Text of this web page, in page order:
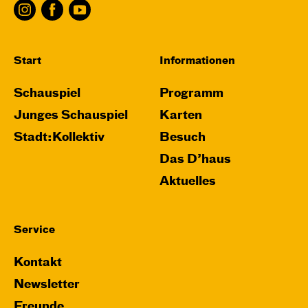
Leenders
Do, 12.11. / 10:00 – 11:00
Regie: Philipp Alfons Heitmann, Matts Johan
Start
Schauspiel
Junges Schauspiel
Stadt:Kollektiv
Informationen
Programm
Karten
Besuch
Das D’haus
Aktuelles
Service
Kontakt
Newsletter